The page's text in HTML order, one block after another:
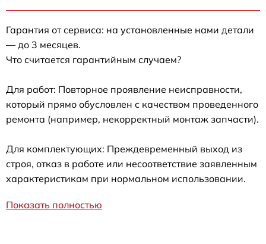
Гарантия от сервиса: на установленные нами детали
— до 3 месяцев.
Что считается гарантийным случаем?
Для работ: Повторное проявление неисправности,
который прямо обусловлен с качеством проведенного
ремонта (например, некорректный монтаж запчасти).
Для комплектующих: Преждевременный выход из
строя, отказ в работе или несоответствие заявленным
характеристикам при нормальном использовании.
Показать полностью